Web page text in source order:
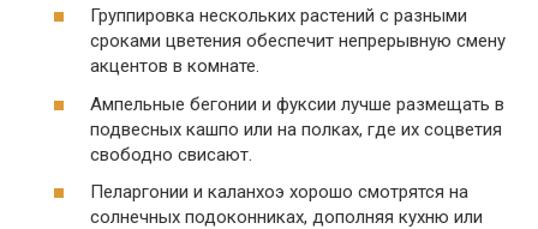
Группировка нескольких растений с разными
сроками цветения обеспечит непрерывную смену
акцентов в комнате.
Ампельные бегонии и фуксии лучше размещать в
подвесных кашпо или на полках, где их соцветия
свободно свисают.
Пеларгонии и каланхоэ хорошо смотрятся на
солнечных подоконниках, дополняя кухню или